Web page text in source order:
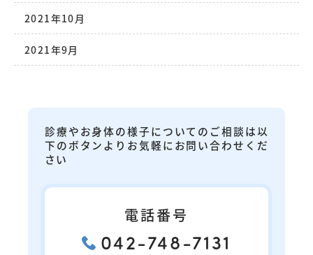
2021年10月
2021年9月
診療やお身体の様子についてのご相談は以
下のボタンよりお気軽にお問い合わせくだ
さい
電話番号
042-748-7131